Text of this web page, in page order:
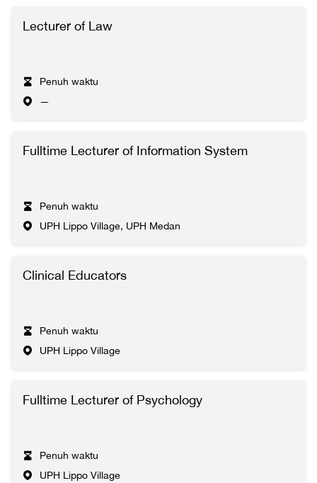
Lecturer of Law
Penuh waktu
—
Fulltime Lecturer of Information System
Penuh waktu
UPH Lippo Village, UPH Medan
Clinical Educators
Penuh waktu
UPH Lippo Village
Fulltime Lecturer of Psychology
Penuh waktu
UPH Lippo Village